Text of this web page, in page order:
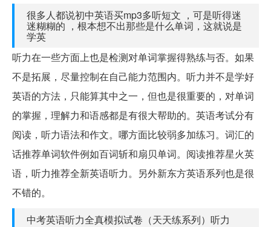
很多人都说初中英语买mp3多听短文 ，可是听得迷
迷糊糊的 ，根本想不出那些是什么单词，这就说是
学英
听力在一些方面上也是检测对单词掌握得熟练与否。如果
不是拓展，尽量控制在自己能力范围内。听力并不是学好
英语的方法，只能算其中之一，但也是很重要的，对单词
的掌握，理解力和语感都是有很大帮助的。英语考试分有
阅读，听力语法和作文。哪方面比较弱多加练习。词汇的
话推荐单词软件例如百词斩和扇贝单词。阅读推荐星火英
语，听力推荐全新英语听力。另外新东方英语系列也是很
不错的。
中考英语听力全真模拟试卷（天天练系列）听力